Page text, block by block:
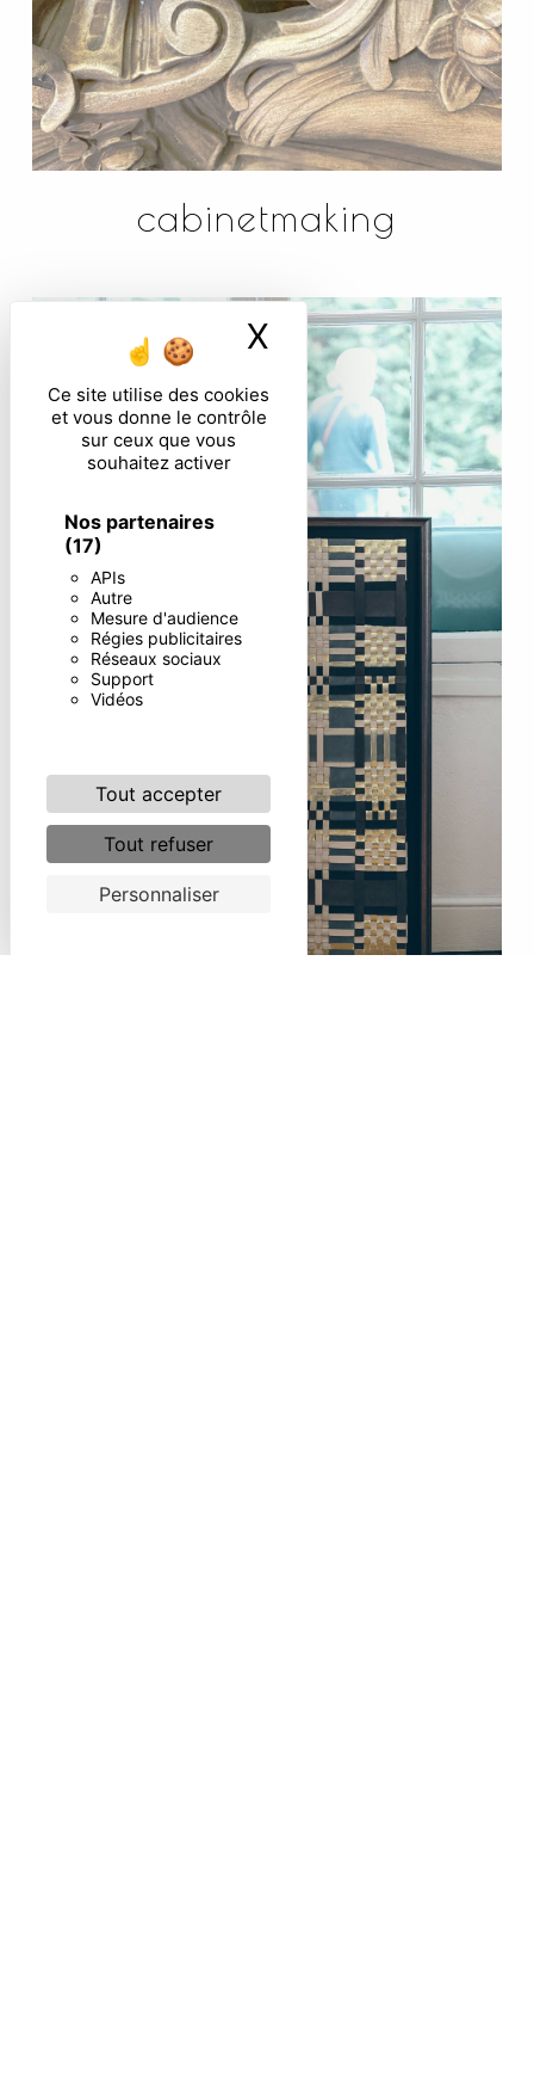
Ce site utilise des cookies
et vous donne le contrôle
sur ceux que vous
souhaitez activer
Nos partenaires
(17)
APIs
Autre
Mesure d'audience
Régies publicitaires
Réseaux sociaux
Support
Vidéos
Tout accepter
Tout refuser
Personnaliser
X Masquer le
cabinetmaking